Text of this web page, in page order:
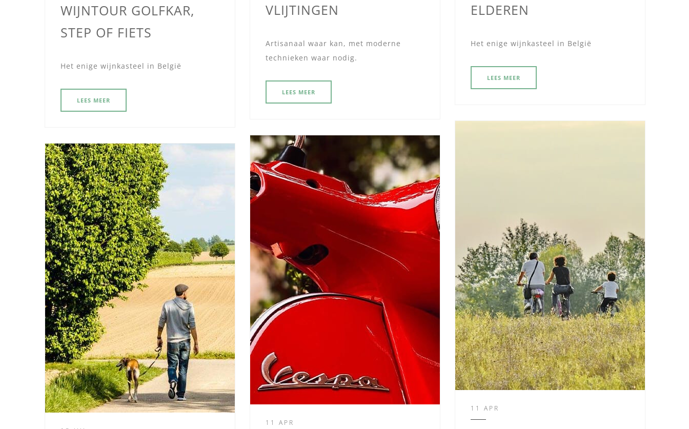
WIJNTOUR GOLFKAR,
STEP OF FIETS
Het enige wijnkasteel in België
LEES MEER
VLIJTINGEN
Artisanaal waar kan, met moderne
technieken waar nodig.
LEES MEER
ELDEREN
Het enige wijnkasteel in België
LEES MEER
11 APR
11 APR